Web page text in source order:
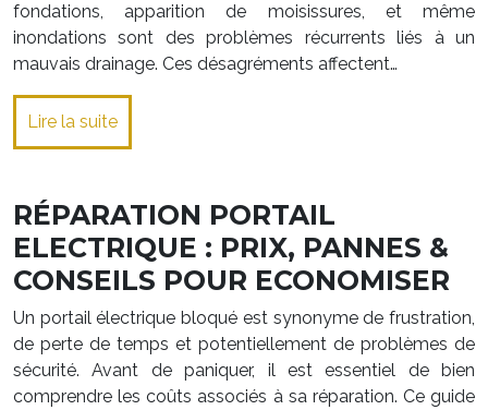
fondations, apparition de moisissures, et même
inondations sont des problèmes récurrents liés à un
mauvais drainage. Ces désagréments affectent…
Lire la suite
RÉPARATION PORTAIL
ELECTRIQUE : PRIX, PANNES &
CONSEILS POUR ECONOMISER
Un portail électrique bloqué est synonyme de frustration,
de perte de temps et potentiellement de problèmes de
sécurité. Avant de paniquer, il est essentiel de bien
comprendre les coûts associés à sa réparation. Ce guide